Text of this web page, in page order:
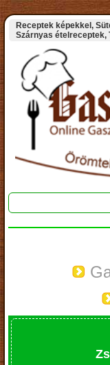
Receptek képekkel,
Szárnyas ételreceptek,